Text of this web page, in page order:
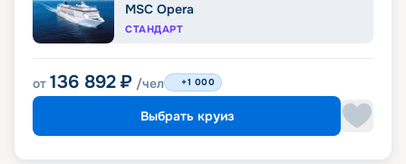
MSC Opera
СТАНДАРТ
от 136 892 ₽ /чел +1 000
Выбрать круиз